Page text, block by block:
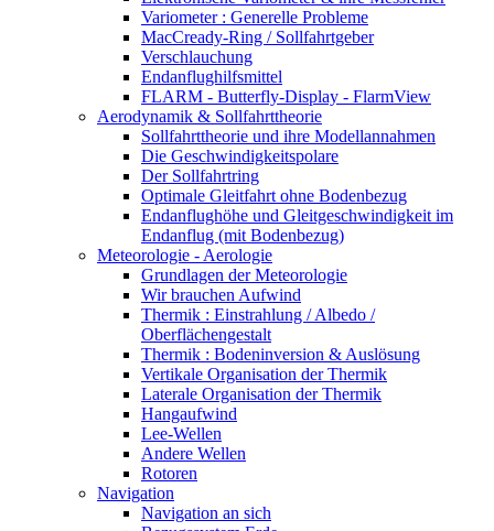
Variometer : Generelle Probleme
MacCready-Ring / Sollfahrtgeber
Verschlauchung
Endanflughilfsmittel
FLARM - Butterfly-Display - FlarmView
Aerodynamik & Sollfahrttheorie
Sollfahrttheorie und ihre Modellannahmen
Die Geschwindigkeitspolare
Der Sollfahrtring
Optimale Gleitfahrt ohne Bodenbezug
Endanflughöhe und Gleitgeschwindigkeit im
Endanflug (mit Bodenbezug)
Meteorologie - Aerologie
Grundlagen der Meteorologie
Wir brauchen Aufwind
Thermik : Einstrahlung / Albedo /
Oberflächengestalt
Thermik : Bodeninversion & Auslösung
Vertikale Organisation der Thermik
Laterale Organisation der Thermik
Hangaufwind
Lee-Wellen
Andere Wellen
Rotoren
Navigation
Navigation an sich